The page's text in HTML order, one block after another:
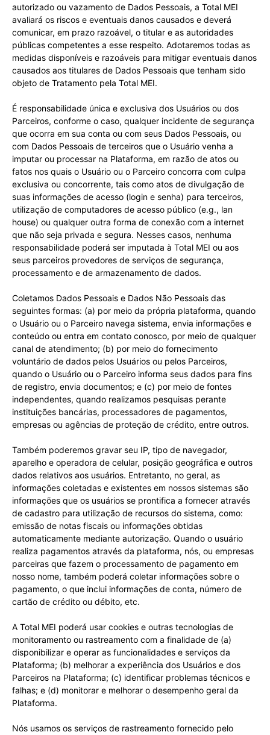
autorizado ou vazamento de Dados Pessoais, a Total MEI
avaliará os riscos e eventuais danos causados e deverá
comunicar, em prazo razoável, o titular e as autoridades
públicas competentes a esse respeito. Adotaremos todas as
medidas disponíveis e razoáveis para mitigar eventuais danos
causados aos titulares de Dados Pessoais que tenham sido
objeto de Tratamento pela Total MEI.
É responsabilidade única e exclusiva dos Usuários ou dos
Parceiros, conforme o caso, qualquer incidente de segurança
que ocorra em sua conta ou com seus Dados Pessoais, ou
com Dados Pessoais de terceiros que o Usuário venha a
imputar ou processar na Plataforma, em razão de atos ou
fatos nos quais o Usuário ou o Parceiro concorra com culpa
exclusiva ou concorrente, tais como atos de divulgação de
suas informações de acesso (login e senha) para terceiros,
utilização de computadores de acesso público (e.g., lan
house) ou qualquer outra forma de conexão com a internet
que não seja privada e segura. Nesses casos, nenhuma
responsabilidade poderá ser imputada à Total MEI ou aos
seus parceiros provedores de serviços de segurança,
processamento e de armazenamento de dados.
Coletamos Dados Pessoais e Dados Não Pessoais das
seguintes formas: (a) por meio da própria plataforma, quando
o Usuário ou o Parceiro navega sistema, envia informações e
conteúdo ou entra em contato conosco, por meio de qualquer
canal de atendimento; (b) por meio do fornecimento
voluntário de dados pelos Usuários ou pelos Parceiros,
quando o Usuário ou o Parceiro informa seus dados para fins
de registro, envia documentos; e (c) por meio de fontes
independentes, quando realizamos pesquisas perante
instituições bancárias, processadores de pagamentos,
empresas ou agências de proteção de crédito, entre outros.
Também poderemos gravar seu IP, tipo de navegador,
aparelho e operadora de celular, posição geográfica e outros
dados relativos aos usuários. Entretanto, no geral, as
informações coletadas e existentes em nossos sistemas são
informações que os usuários se prontifica a fornecer através
de cadastro para utilização de recursos do sistema, como:
emissão de notas fiscais ou informações obtidas
automaticamente mediante autorização. Quando o usuário
realiza pagamentos através da plataforma, nós, ou empresas
parceiras que fazem o processamento de pagamento em
nosso nome, também poderá coletar informações sobre o
pagamento, o que inclui informações de conta, número de
cartão de crédito ou débito, etc.
A Total MEI poderá usar cookies e outras tecnologias de
monitoramento ou rastreamento com a finalidade de (a)
disponibilizar e operar as funcionalidades e serviços da
Plataforma; (b) melhorar a experiência dos Usuários e dos
Parceiros na Plataforma; (c) identificar problemas técnicos e
falhas; e (d) monitorar e melhorar o desempenho geral da
Plataforma.
Nós usamos os serviços de rastreamento fornecido pelo